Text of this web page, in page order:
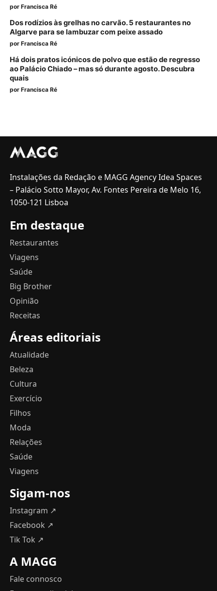
por Francisca Ré
Dos rodízios às grelhas no carvão. 5 restaurantes no
Algarve para se lambuzar com peixe assado
por Francisca Ré
Há dois pratos icónicos de polvo que estão de regresso
ao Palácio Chiado – mas só durante agosto. Descubra
quais
por Francisca Ré
Instalações da Redação e MAGG Agency Idea Spaces
– Palácio Sotto Mayor, Av. Fontes Pereira de Melo 16,
1050-121 Lisboa
Em destaque
Restaurantes
Viagens
Saúde
Big Brother
Opinião
Receitas
Áreas editoriais
Atualidade
Beleza
Cultura
Exercício
Filhos
Moda
Relações
Saúde
Viagens
Sigam-nos
Instagram ↗
Facebook ↗
Tik Tok ↗
A MAGG
Fale connosco